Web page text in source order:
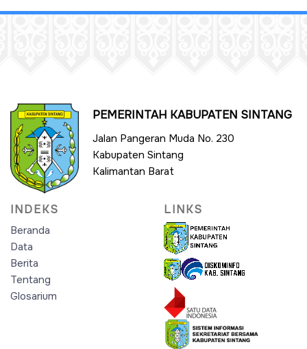
PEMERINTAH KABUPATEN SINTANG
Jalan Pangeran Muda No. 230
Kabupaten Sintang
Kalimantan Barat
INDEKS
Beranda
Data
Berita
Tentang
Glosarium
LINKS